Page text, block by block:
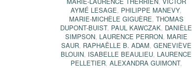
AYMÉ LESAGE, PHILIPPE MANEVY,
MARIE-MICHÈLE GIGUÈRE, THOMAS
DUPONT-BUIST, PAUL KAWCZAK, DANIÈLE
SIMPSON, LAURENCE PERRON, MARIE
SAUR, RAPHAËLLE B. ADAM, GENEVIÈVE
BLOUIN, ISABELLE BEAULIEU, LAURENCE
PELLETIER, ALEXANDRA GUIMONT,